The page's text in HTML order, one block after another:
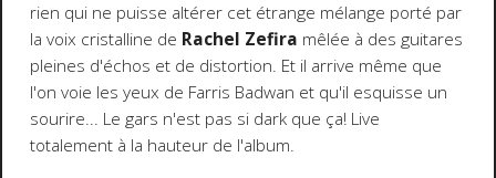
rien qui ne puisse altérer cet étrange mélange porté par
la voix cristalline de Rachel Zefira mêlée à des guitares
pleines d'échos et de distortion. Et il arrive même que
l'on voie les yeux de Farris Badwan et qu'il esquisse un
sourire... Le gars n'est pas si dark que ça! Live
totalement à la hauteur de l'album.